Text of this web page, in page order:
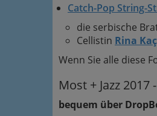
Catch-Pop String-
die serbische
Cellistin Rina
Wenn Sie alle diese
Most + Jazz
bequem über